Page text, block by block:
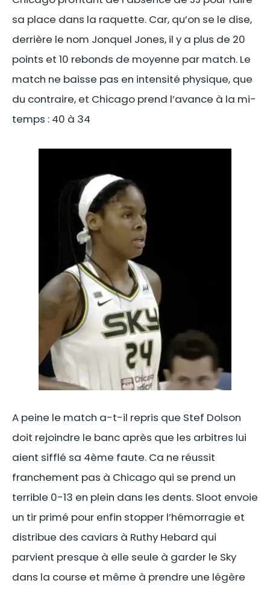
sa place dans la raquette. Car, qu’on se le dise,
derrière le nom Jonquel Jones, il y a plus de 20
points et 10 rebonds de moyenne par match. Le
match ne baisse pas en intensité physique, que
du contraire, et Chicago prend l’avance à la mi-
temps : 40 à 34
A peine le match a-t-il repris que Stef Dolson
doit rejoindre le banc après que les arbitres lui
aient sifflé sa 4ème faute. Ca ne réussit
franchement pas à Chicago qui se prend un
terrible 0-13 en plein dans les dents. Sloot envoie
un tir primé pour enfin stopper l’hémorragie et
distribue des caviars à Ruthy Hebard qui
parvient presque à elle seule à garder le Sky
dans la course et même à prendre une légère